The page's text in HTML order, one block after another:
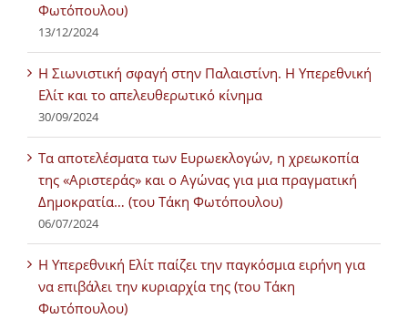
Φωτόπουλου)
13/12/2024
Η Σιωνιστική σφαγή στην Παλαιστίνη. Η Υπερεθνική
Ελίτ και το απελευθερωτικό κίνημα
30/09/2024
Τα αποτελέσματα των Ευρωεκλογών, η χρεωκοπία
της «Αριστεράς» και ο Αγώνας για μια πραγματική
Δημοκρατία… (του Τάκη Φωτόπουλου)
06/07/2024
H Υπερεθνική Ελίτ παίζει την παγκόσμια ειρήνη για
να επιβάλει την κυριαρχία της (του Τάκη
Φωτόπουλου)